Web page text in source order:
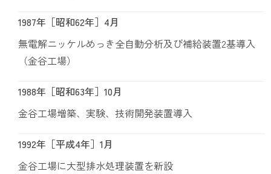
1987年［昭和62年］4月
無電解ニッケルめっき全自動分析及び補給装置2基導入
（金谷工場）
1988年［昭和63年］10月
金谷工場増築、実験、技術開発装置導入
1992年［平成4年］1月
金谷工場に大型排水処理装置を新設